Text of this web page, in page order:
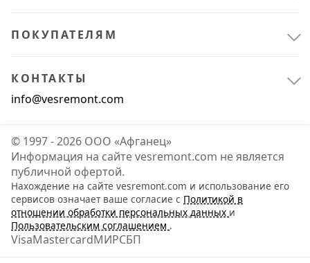
Складское оборудование 3
ПОКУПАТЕЛЯМ
КОНТАКТЫ
info@vesremont.com
© 1997 - 2026 ООО «Афганец»
Информация на сайте vesremont.com не является
публичной офертой.
Нахождение на сайте vesremont.com и использование его
сервисов означает ваше согласие с Политикой в
отношении обработки персональных данных и
Пользовательским соглашением .
VisaMastercardМИРСБП